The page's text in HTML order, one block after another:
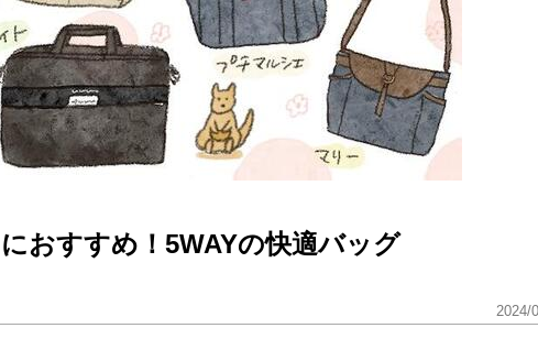
おすすめ！5WAYの快適バッグ
2024/